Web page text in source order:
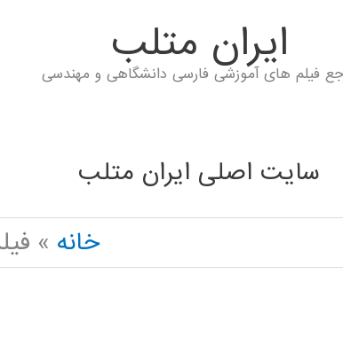
ايران متلب
فیلم های آموزشی فارسی دانشگاهی و مهندسی
سایت اصلی ایران متلب
خانه